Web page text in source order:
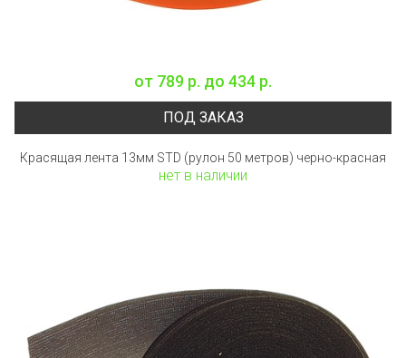
от 789 р. до 434 р.
ПОД ЗАКАЗ
Красящая лента 13мм STD (рулон 50 метров) черно-красная
нет в наличии